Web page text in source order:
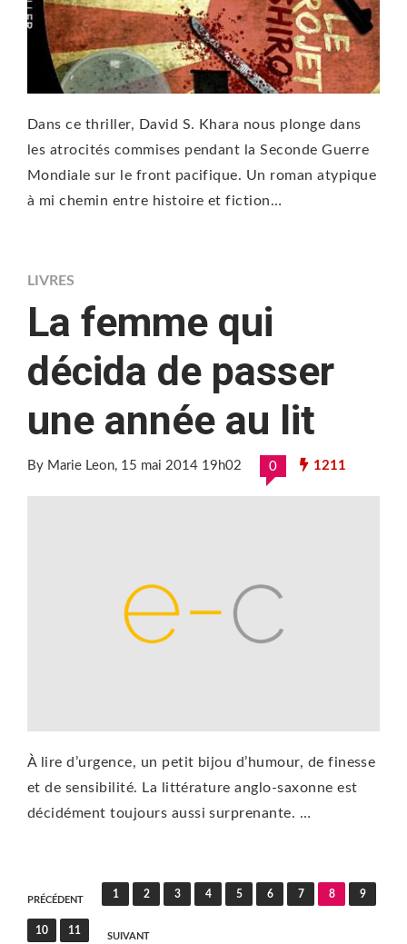
Dans ce thriller, David S. Khara nous plonge dans
les atrocités commises pendant la Seconde Guerre
Mondiale sur le front pacifique. Un roman atypique
à mi chemin entre histoire et fiction…
LIVRES
La femme qui
décida de passer
une année au lit
By Marie Leon, 15 mai 2014 19h02 0 1211
À lire d’urgence, un petit bijou d’humour, de finesse
et de sensibilité. La littérature anglo-saxonne est
décidément toujours aussi surprenante. …
Pagination
des
PRÉCÉDENT
1 2 3 4 5 6 7 8 9
10 11
SUIVANT